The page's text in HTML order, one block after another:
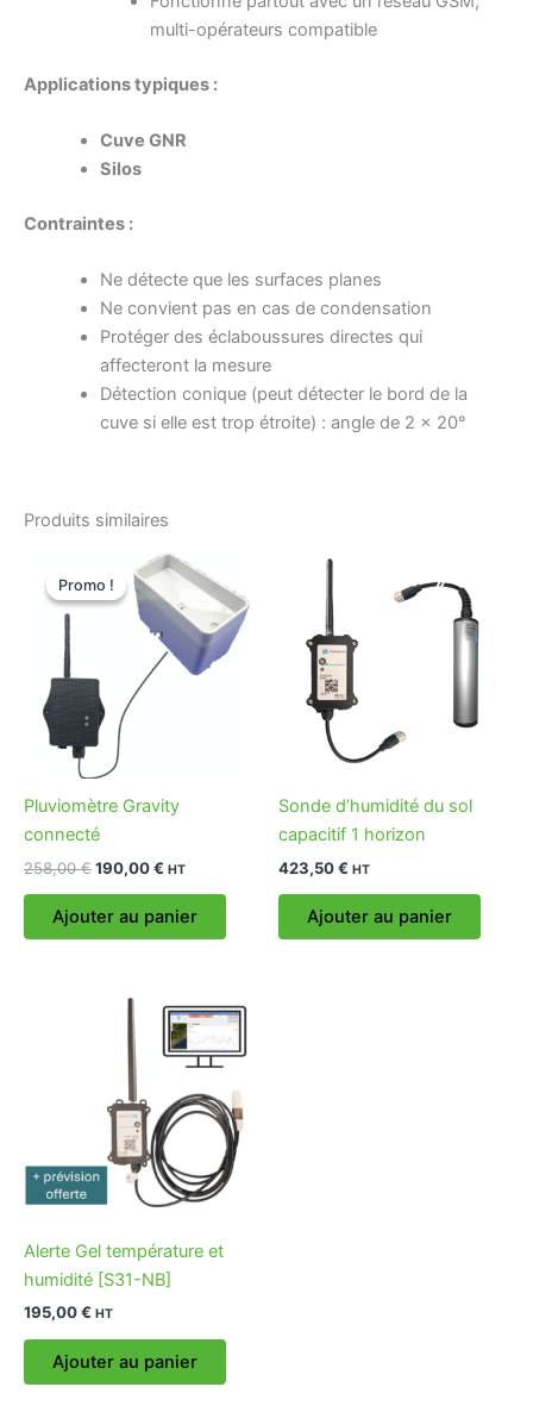
multi-opérateurs compatible
Applications typiques :
Cuve GNR
Silos
Contraintes :
Ne détecte que les surfaces planes
Ne convient pas en cas de condensation
Protéger des éclaboussures directes qui
affecteront la mesure
Détection conique (peut détecter le bord de la
cuve si elle est trop étroite) : angle de 2 x 20°
Produits similaires
Promo !
Promo !
Pluviomètre Gravity
connecté
258,00€
prix
initial
258,00 €.
190,00€
Le
prix
actuel
est :
190,00 €.
HT
Ajouter au panier
Sonde d’humidité du sol
capacitif 1 horizon
423,50€ HT
Ajouter au panier
Alerte Gel température et
humidité [S31-NB]
195,00€ HT
Ajouter au panier